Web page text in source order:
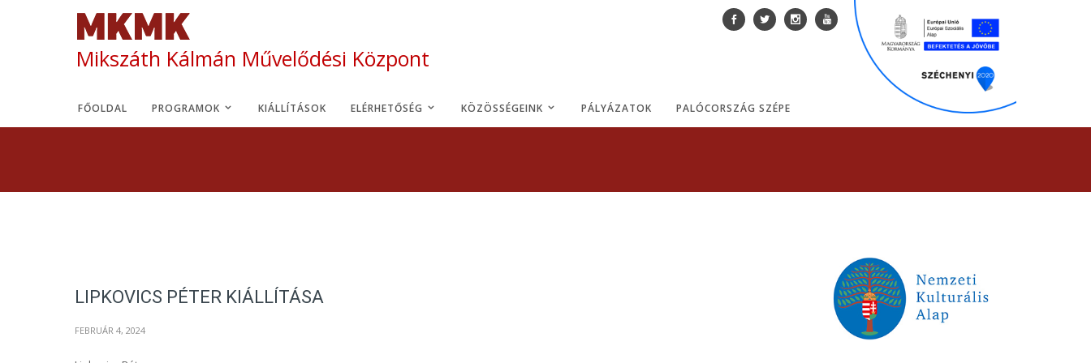
Mikszáth Kálmán Művelődési Központ
FŐOLDAL PROGRAMOK KIÁLLÍTÁSOK ELÉRHETŐSÉG KÖZÖSSÉGEINK PÁLYÁZATOK PALÓCORSZÁG SZÉPE
LIPKOVICS PÉTER KIÁLLÍTÁSA
FEBRUÁR 4, 2024